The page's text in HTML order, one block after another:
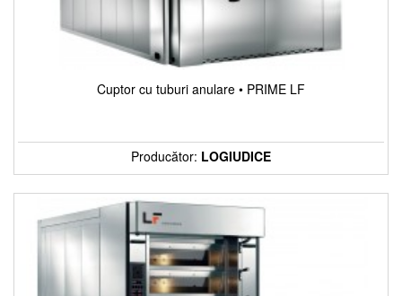
Cuptor cu tuburi anulare • PRIME LF
Producător: LOGIUDICE